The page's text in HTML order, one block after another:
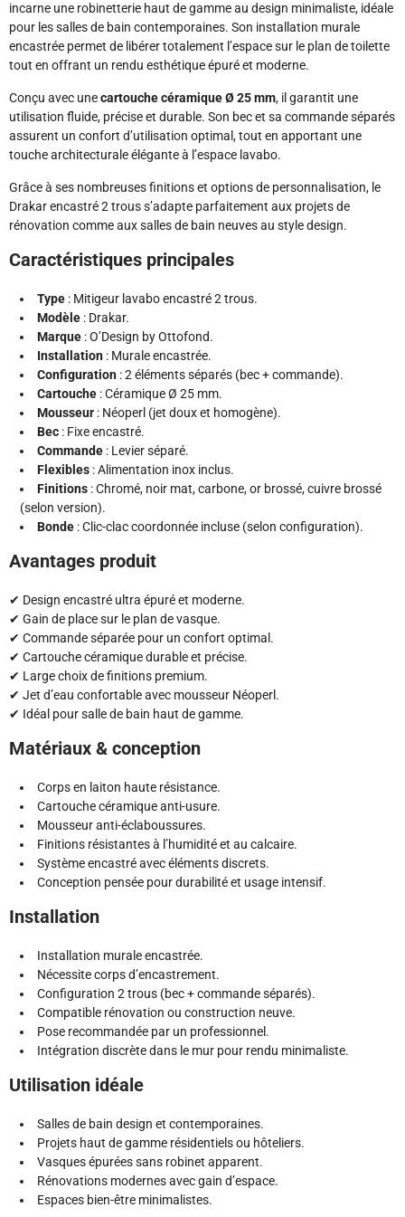
incarne une robinetterie haut de gamme au design minimaliste, idéale
pour les salles de bain contemporaines. Son installation murale
encastrée permet de libérer totalement l’espace sur le plan de toilette
tout en offrant un rendu esthétique épuré et moderne.
Conçu avec unecartouche céramique Ø 25 mm, il garantit une
utilisation fluide, précise et durable. Son bec et sa commande séparés
assurent un confort d’utilisation optimal, tout en apportant une
touche architecturale élégante à l’espace lavabo.
Grâce à ses nombreuses finitions et options de personnalisation, le
Drakar encastré 2 trous s’adapte parfaitement aux projets de
rénovation comme aux salles de bain neuves au style design.
Caractéristiques principales
Type : Mitigeur lavabo encastré 2 trous.
Modèle : Drakar.
Marque : O’Design by Ottofond.
Installation : Murale encastrée.
Configuration : 2 éléments séparés (bec + commande).
Cartouche : Céramique Ø 25 mm.
Mousseur : Néoperl (jet doux et homogène).
Bec : Fixe encastré.
Commande : Levier séparé.
Flexibles : Alimentation inox inclus.
Finitions : Chromé, noir mat, carbone, or brossé, cuivre brossé
(selon version).
Bonde : Clic-clac coordonnée incluse (selon configuration).
Avantages produit
✔ Design encastré ultra épuré et moderne.
✔ Gain de place sur le plan de vasque.
✔ Commande séparée pour un confort optimal.
✔ Cartouche céramique durable et précise.
✔ Large choix de finitions premium.
✔ Jet d’eau confortable avec mousseur Néoperl.
✔ Idéal pour salle de bain haut de gamme.
Matériaux & conception
Corps en laiton haute résistance.
Cartouche céramique anti-usure.
Mousseur anti-éclaboussures.
Finitions résistantes à l’humidité et au calcaire.
Système encastré avec éléments discrets.
Conception pensée pour durabilité et usage intensif.
Installation
Installation murale encastrée.
Nécessite corps d’encastrement.
Configuration 2 trous (bec + commande séparés).
Compatible rénovation ou construction neuve.
Pose recommandée par un professionnel.
Intégration discrète dans le mur pour rendu minimaliste.
Utilisation idéale
Salles de bain design et contemporaines.
Projets haut de gamme résidentiels ou hôteliers.
Vasques épurées sans robinet apparent.
Rénovations modernes avec gain d’espace.
Espaces bien-être minimalistes.